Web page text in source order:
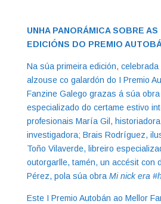
UNHA PANORÁMICA SOBRE
EDICIÓNS DO PREMIO
Na súa primeira edición, celebrada
alzouse co galardón do I Premio
Fanzine Galego grazas á súa obra
especializado do certame estivo
profesionais María Gil,
investigadora; Brais Rodríguez,
Toño Vilaverde, libreiro
outorgarlle, tamén, un accésit con
Pérez, pola súa obra Mi nick era
Este I Premio Autobán ao Mellor